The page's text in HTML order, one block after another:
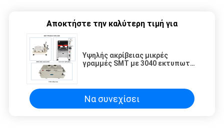
Αποκτήστε την καλύτερη τιμή για
Υψηλής ακρίβειας μικρές
γραμμές SMT με 3040 εκτυπωτή
Να συνεχίσει